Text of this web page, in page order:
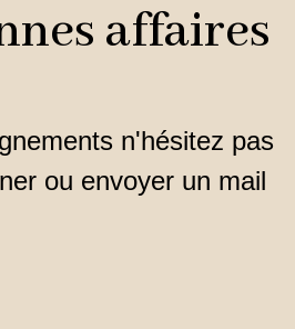
affaires
n'hésitez pas
ou envoyer un mail